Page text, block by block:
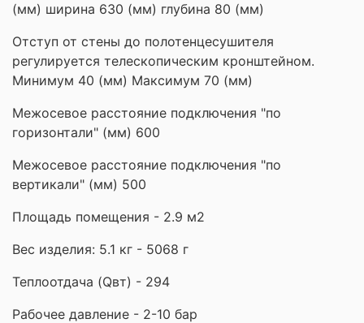
(мм) ширина 630 (мм) глубина 80 (мм)
Отступ от стены до полотенцесушителя
регулируется телескопическим кронштейном.
Минимум 40 (мм) Максимум 70 (мм)
Межосевое расстояние подключения "по
горизонтали" (мм) 600
Межосевое расстояние подключения "по
вертикали" (мм) 500
Площадь помещения - 2.9 м2
Вес изделия: 5.1 кг - 5068 г
Теплоотдача (Qвт) - 294
Рабочее давление - 2-10 бар